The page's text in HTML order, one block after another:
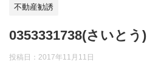
不動産勧誘
0353331738(さいとう)
投稿日： 2017年11月11日